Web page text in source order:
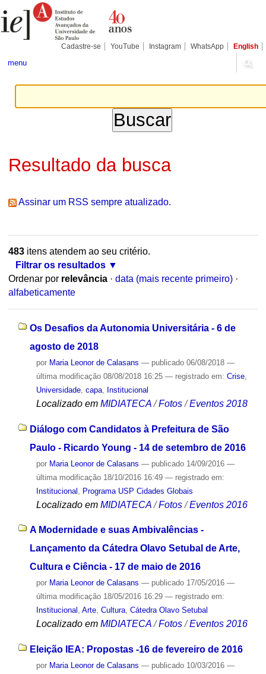
para
conteúdo.
Pessoais
Cadastre-se YouTube Instagram WhatsApp English
menu
Resultado da busca
Assinar um RSS sempre atualizado.
483itens atendem ao seu critério.
Filtrar os resultados
Ordenar por relevância · data (mais recente primeiro) ·
alfabeticamente
Os Desafios da Autonomia Universitária - 6 de
agosto de 2018
por Maria Leonor de Calasans — publicado06/08/2018 —
última modificação08/08/2018 16:25 — registrado em: Crise,
Universidade, capa, Institucional
Localizado em MIDIATECA /Fotos /Eventos 2018
Diálogo com Candidatos à Prefeitura de São
Paulo - Ricardo Young - 14 de setembro de 2016
por Maria Leonor de Calasans — publicado14/09/2016 —
última modificação18/10/2016 16:49 — registrado em:
Institucional
Programa USP Cidades Globais
Localizado em MIDIATECA /Fotos /Eventos 2016
A Modernidade e suas Ambivalências -
Lançamento da Cátedra Olavo Setubal de Arte,
Cultura e Ciência - 17 de maio de 2016
por Maria Leonor de Calasans — publicado17/05/2016 —
última modificação18/05/2016 16:29 — registrado em:
Institucional , Arte, Cultura, Cátedra Olavo Setubal
Localizado em MIDIATECA /Fotos /Eventos 2016
Eleição IEA: Propostas -16 de fevereiro de 2016
por Maria Leonor de Calasans — publicado10/03/2016 —